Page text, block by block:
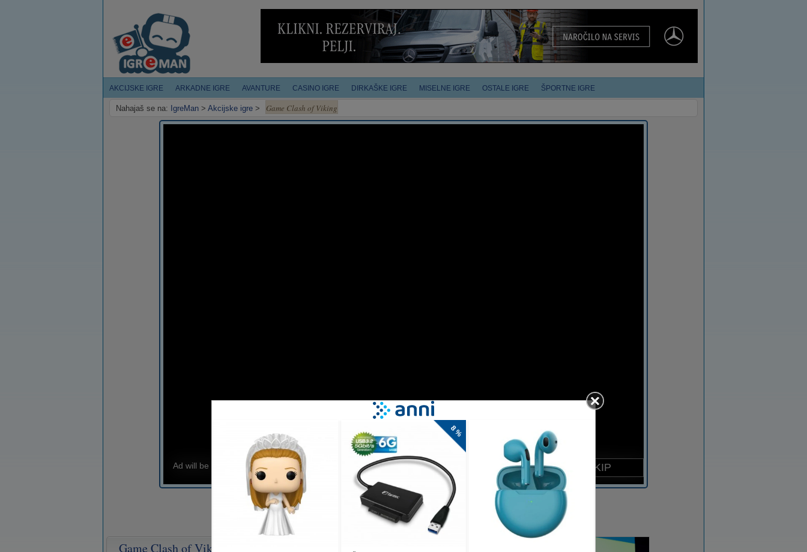
AKCIJSKE IGRE ARKADNE IGRE AVANTURE CASINO IGRE DIRKAŠKE IGRE MISELNE IGRE OSTALE IGRE ŠPORTNE IGRE
Nahajaš se na: IgreMan > Akcijske igre > Game Clash of Viking
Game Clash of Viking